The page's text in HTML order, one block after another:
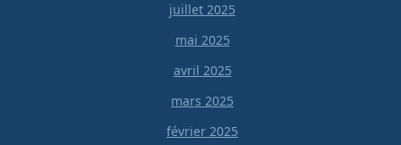
juillet 2025
mai 2025
avril 2025
mars 2025
février 2025